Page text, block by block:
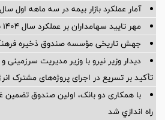
آمار عملكرد بازار بیمه در سه ماهه اول سال 1405 منتشر شد
مهر تایید سهامداران بر عملكرد سال ۱۴۰۴ بانك ملت
جهش تاریخی مؤسسه صندوق ذخیره
دیدار وزیر نیرو با وزیر مدیریت
تأکید بر تسریع در اجرای پروژه‌های مشترک
با همکاری دو بانک، اولین صندوق تضمین
راه اندازي شد